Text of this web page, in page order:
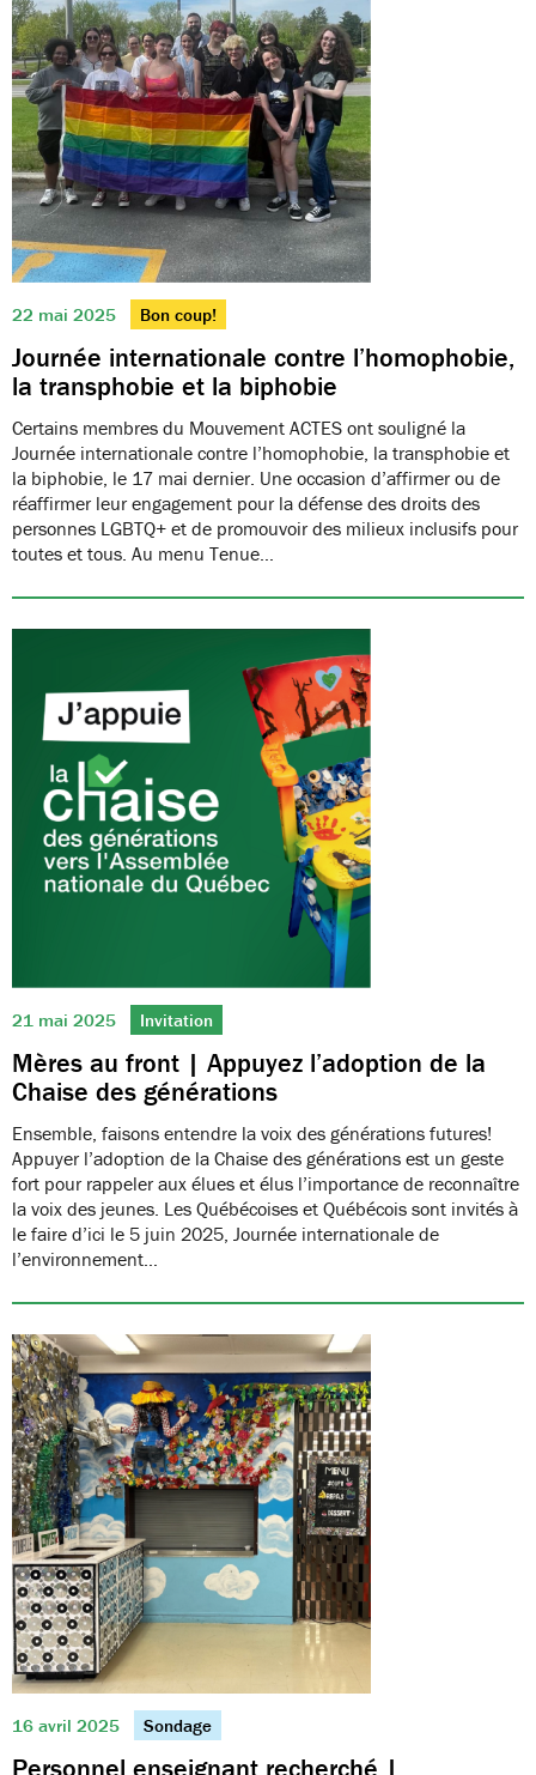
22 mai 2025 Bon coup!
Journée internationale contre l’homophobie,
la transphobie et la biphobie
Certains membres du Mouvement ACTES ont souligné la
Journée internationale contre l’homophobie, la transphobie et
la biphobie, le 17 mai dernier. Une occasion d’affirmer ou de
réaffirmer leur engagement pour la défense des droits des
personnes LGBTQ+ et de promouvoir des milieux inclusifs pour
toutes et tous. Au menu Tenue…
21 mai 2025 Invitation
Mères au front | Appuyez l’adoption de la
Chaise des générations
Ensemble, faisons entendre la voix des générations futures!
Appuyer l’adoption de la Chaise des générations est un geste
fort pour rappeler aux élues et élus l’importance de reconnaître
la voix des jeunes. Les Québécoises et Québécois sont invités à
le faire d’ici le 5 juin 2025, Journée internationale de
l’environnement…
16 avril 2025 Sondage
Personnel enseignant recherché |